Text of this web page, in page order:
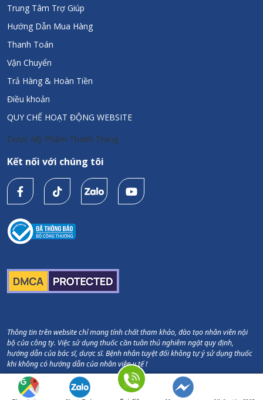
Trung Tâm Trợ Giúp
Hướng Dẫn Mua Hàng
Thanh Toán
Vận Chuyển
Trả Hàng & Hoàn Tiền
Điều khoản
QUY CHẾ HOẠT ĐỘNG WEBSITE
Dược Mỹ Phẩm Thanh Trang
Kết nối với chúng tôi
Thông tin trên website chỉ mang tính chất tham khảo, đào tạo nhân viên nội
bộ của công ty. Việc sử dụng thuốc cần tuân thủ nghiêm ngặt quy định,
hướng dẫn của bác sĩ, dược sĩ. Bệnh nhân tuyệt đối không tự ý sử dụng thuốc
khi không có hướng dẫn của nhân viên y tế !
Copyright © Thanh Trang Pharma. All Rights Reserved.